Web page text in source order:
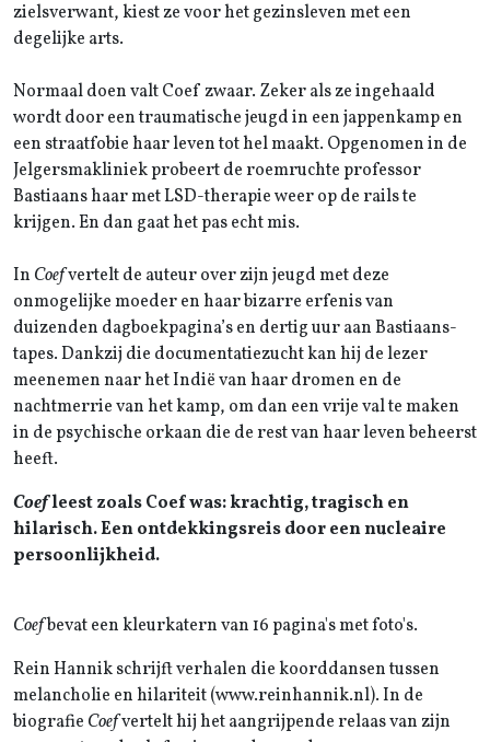
zielsverwant, kiest ze voor het gezinsleven met een
degelijke arts.
Normaal doen valt Coef zwaar. Zeker als ze ingehaald
wordt door een traumatische jeugd in een jappenkamp en
een straatfobie haar leven tot hel maakt. Opgenomen in de
Jelgersmakliniek probeert de roemruchte professor
Bastiaans haar met LSD-therapie weer op de rails te
krijgen. En dan gaat het pas echt mis.
In Coefvertelt de auteur over zijn jeugd met deze
onmogelijke moeder en haar bizarre erfenis van
duizenden dagboekpagina’s en dertig uur aan Bastiaans-
tapes. Dankzij die documentatiezucht kan hij de lezer
meenemen naar het Indië van haar dromen en de
nachtmerrie van het kamp, om dan een vrije val te maken
in de psychische orkaan die de rest van haar leven beheerst
heeft.
Coefleest zoals Coef was: krachtig, tragisch en
hilarisch. Een ontdekkingsreis door een nucleaire
persoonlijkheid.
Coefbevat een kleurkatern van 16 pagina's met foto's.
Rein Hannik schrijft verhalen die koorddansen tussen
melancholie en hilariteit (www.reinhannik.nl). In de
biografie Coefvertelt hij het aangrijpende relaas van zijn